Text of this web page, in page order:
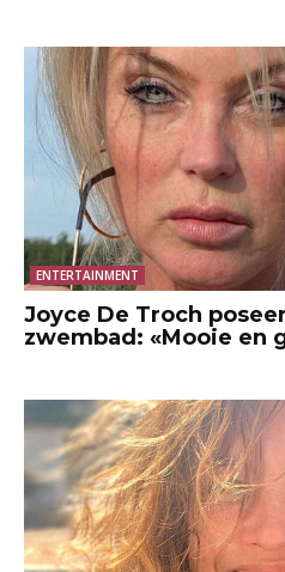
ENTERTAINMENT
Joyce De Troch
zwembad: «Mooie en